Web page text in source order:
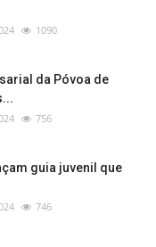
1090
da Póvoa de
756
guia juvenil que
746